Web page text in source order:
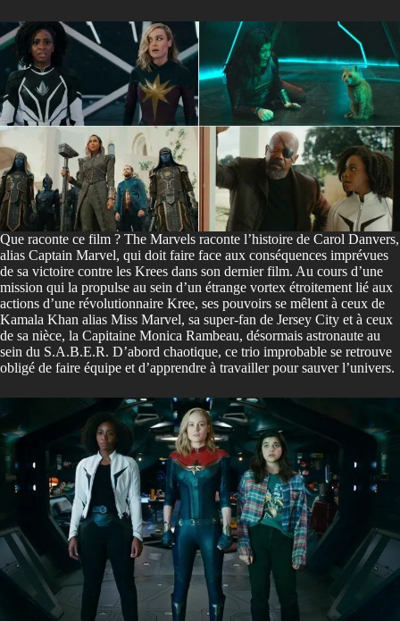
Que raconte ce film ? The Marvels raconte l’histoire de Carol Danvers,
alias Captain Marvel, qui doit faire face aux conséquences imprévues
de sa victoire contre les Krees dans son dernier film. Au cours d’une
mission qui la propulse au sein d’un étrange vortex étroitement lié aux
actions d’une révolutionnaire Kree, ses pouvoirs se mêlent à ceux de
Kamala Khan alias Miss Marvel, sa super-fan de Jersey City et à ceux
de sa nièce, la Capitaine Monica Rambeau, désormais astronaute au
sein du S.A.B.E.R. D’abord chaotique, ce trio improbable se retrouve
obligé de faire équipe et d’apprendre à travailler pour sauver l’univers.